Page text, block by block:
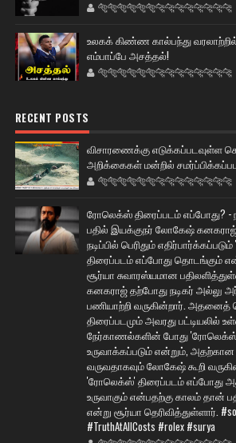
🐅🐅🐅🐅🐅🐅🐆🐆🐆🐆🐆🐆🐆🐆
உலகக் கிண்ண கால்பந்து
எம்பாப்பே அசத்தல்!
🐅🐅🐅🐅🐅🐅🐆🐆🐆🐆🐆🐆🐆🐆
RECENT POSTS
விசாரணைக்கு எடுக்கப்படவுள்ள
அறிக்கைகள் மன்றில்
🐅🐅🐅🐅🐅🐅🐆🐆🐆🐆🐆🐆🐆🐆
ரோலெக்ஸ் திரைப்படம் எப்போது? -
பதில் இயக்குநர் லோகேஷ்
நடிப்பில் பெரிதும்
திரைப்படம் எப்போது தொடங்கும்
சூர்யா சுவாரஸ்யமான
கனகராஜ் தற்போது நடிகர் அல்லு
பணியாற்றி வருகின்றார். அதனைத்
திரைப்படமும் அவரது பட்டியலில்
நேர்காணல்களின் போது 'ரோலெக்ஸ்'
உருவாக்கப்படும் என்றும்,
வருவதாகவும் லோகேஷ் கூறி
'ரோலெக்ஸ்' திரைப்படம் எப்போது
உருவாகும் என்பதற்கு காலம்
என்று சூர்யா தெரிவித்துள்ளார்.
#TruthAtAllCosts #rolex #surya